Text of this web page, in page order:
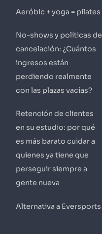
Aeróbic + yoga = pilates
No-shows y políticas de
cancelación: ¿Cuántos
ingresos están
perdiendo realmente
con las plazas vacías?
Retención de clientes
en su estudio: por qué
es más barato cuidar a
quienes ya tiene que
perseguir siempre a
gente nueva
Alternativa a Eversports